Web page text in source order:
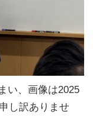
い、画像は2025
し訳ありませ